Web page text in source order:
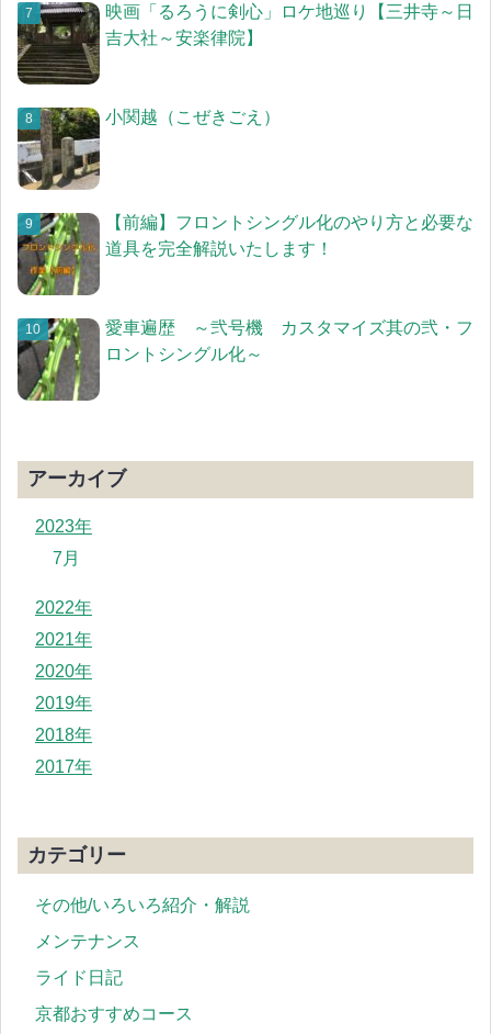
映画「るろうに剣心」ロケ地巡り【三井寺～日
吉大社～安楽律院】
小関越（こぜきごえ）
【前編】フロントシングル化のやり方と必要な
道具を完全解説いたします！
愛車遍歴 ～弐号機 カスタマイズ其の弐・フ
ロントシングル化～
アーカイブ
2023年
7月
2022年
2021年
2020年
2019年
2018年
2017年
カテゴリー
その他/いろいろ紹介・解説
メンテナンス
ライド日記
京都おすすめコース